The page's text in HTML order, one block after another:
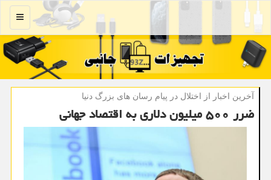
منو
آخرین اخبار از اختلال در پیام رسان های بزرگ دنیا
ضرر ۵۰۰ میلیون دلاری به اقتصاد جهانی